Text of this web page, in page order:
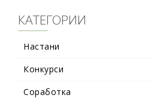
КАТЕГОРИИ
Настани
Конкурси
Соработка